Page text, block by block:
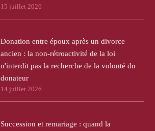
15 juillet 2026
Donation entre époux après un divorce
ancien : la non-rétroactivité de la loi
n'interdit pas la recherche de la volonté du
donateur
14 juillet 2026
Succession et remariage : quand la